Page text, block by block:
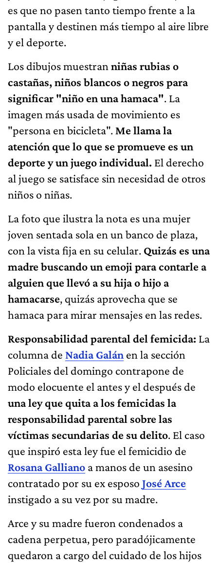
es que no pasen tanto tiempo frente a la
pantalla y destinen más tiempo al aire libre
y el deporte.
Los dibujos muestran niñas rubias o
castañas, niños blancos o negros para
significar "niño en una hamaca". La
imagen más usada de movimiento es
"persona en bicicleta". Me llama la
atención que lo que se promueve es un
deporte y un juego individual. El derecho
al juego se satisface sin necesidad de otros
niños o niñas.
La foto que ilustra la nota es una mujer
joven sentada sola en un banco de plaza,
con la vista fija en su celular. Quizás es una
madre buscando un emoji para contarle a
alguien que llevó a su hija o hijo a
hamacarse, quizás aprovecha que se
hamaca para mirar mensajes en las redes.
Responsabilidad parental del femicida: La
columna de Nadia Galán en la sección
Policiales del domingo contrapone de
modo elocuente el antes y el después de
una ley que quita a los femicidas la
responsabilidad parental sobre las
víctimas secundarias de su delito. El caso
que inspiró esta ley fue el femicidio de
Rosana Galliano a manos de un asesino
contratado por su ex esposo José Arce
instigado a su vez por su madre.
Arce y su madre fueron condenados a
cadena perpetua, pero paradójicamente
quedaron a cargo del cuidado de los hijos